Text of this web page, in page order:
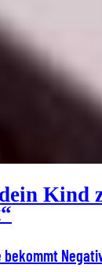
Kind